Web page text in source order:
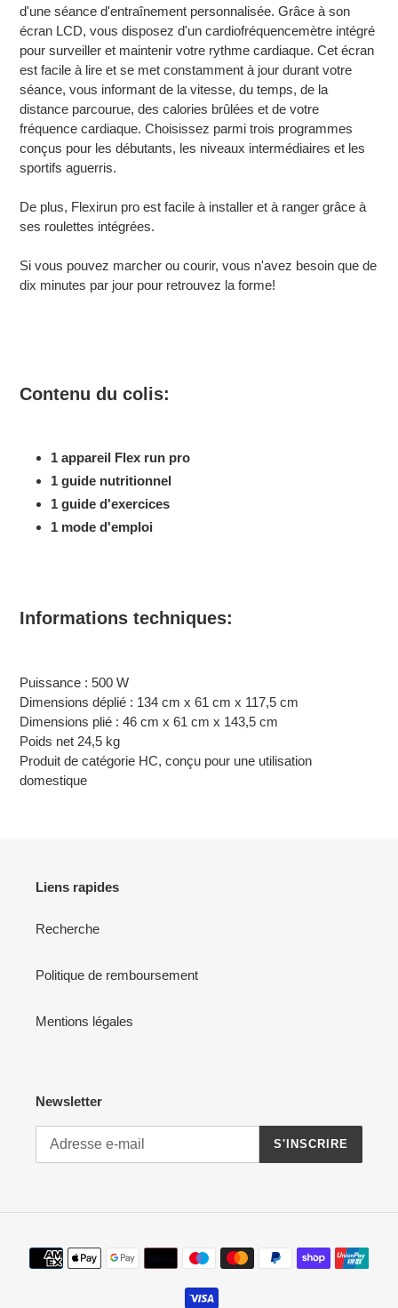
d'une séance d'entraînement personnalisée. Grâce à son
écran LCD, vous disposez d'un cardiofréquencemètre intégré
pour surveiller et maintenir votre rythme cardiaque. Cet écran
est facile à lire et se met constamment à jour durant votre
séance, vous informant de la vitesse, du temps, de la
distance parcourue, des calories brûlées et de votre
fréquence cardiaque. Choisissez parmi trois programmes
conçus pour les débutants, les niveaux intermédiaires et les
sportifs aguerris.
De plus, Flexirun pro est facile à installer et à ranger grâce à
ses roulettes intégrées.
Si vous pouvez marcher ou courir, vous n'avez besoin que de
dix minutes par jour pour retrouvez la forme!
Contenu du colis:
1 appareil Flex run pro
1 guide nutritionnel
1 guide d'exercices
1 mode d'emploi
Informations techniques:
Puissance : 500 W
Dimensions déplié : 134 cm x 61 cm x 117,5 cm
Dimensions plié : 46 cm x 61 cm x 143,5 cm
Poids net 24,5 kg
Produit de catégorie HC, conçu pour une utilisation
domestique
Liens rapides
Recherche
Politique de remboursement
Mentions légales
Newsletter
S'INSCRIRE
Moyens
de
paiement